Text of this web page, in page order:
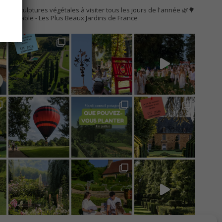
de sculptures végétales à visiter tous les jours de l'année 🌿🌳
- Les Plus Beaux Jardins de France